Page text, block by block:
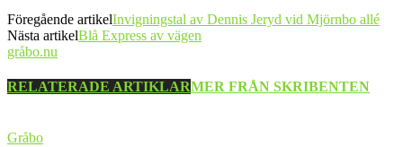
Föregående artikelInvigningstal av Dennis Jeryd vid Mjörnbo allé
Nästa artikelBlå Express av vägen
gråbo.nu
RELATERADE ARTIKLARMER FRÅN SKRIBENTEN
Gråbo